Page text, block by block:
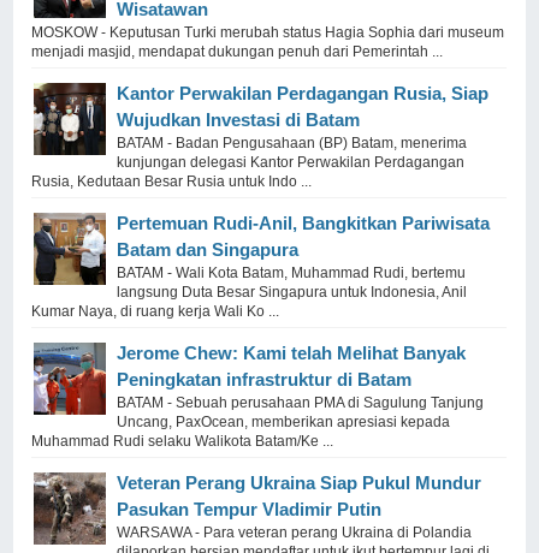
Wisatawan
MOSKOW - Keputusan Turki merubah status Hagia Sophia dari museum
menjadi masjid, mendapat dukungan penuh dari Pemerintah ...
Kantor Perwakilan Perdagangan Rusia, Siap
Wujudkan Investasi di Batam
BATAM - Badan Pengusahaan (BP) Batam, menerima
kunjungan delegasi Kantor Perwakilan Perdagangan
Rusia, Kedutaan Besar Rusia untuk Indo ...
Pertemuan Rudi-Anil, Bangkitkan Pariwisata
Batam dan Singapura
BATAM - Wali Kota Batam, Muhammad Rudi, bertemu
langsung Duta Besar Singapura untuk Indonesia, Anil
Kumar Naya, di ruang kerja Wali Ko ...
Jerome Chew: Kami telah Melihat Banyak
Peningkatan infrastruktur di Batam
BATAM - Sebuah perusahaan PMA di Sagulung Tanjung
Uncang, PaxOcean, memberikan apresiasi kepada
Muhammad Rudi selaku Walikota Batam/Ke ...
Veteran Perang Ukraina Siap Pukul Mundur
Pasukan Tempur Vladimir Putin
WARSAWA - Para veteran perang Ukraina di Polandia